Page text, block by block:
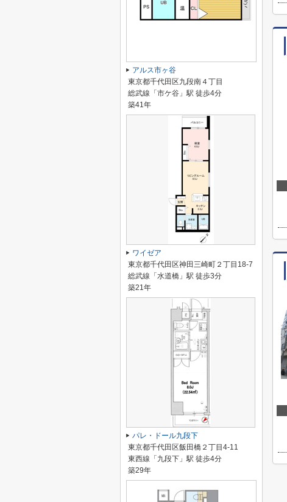
アルス市ヶ谷
東京都千代田区九段南４丁目
総武線「市ケ谷」駅 徒歩4分
築41年
ワイゼア
東京都千代田区神田三崎町２丁目18-7
総武線「水道橋」駅 徒歩3分
築21年
パレ・ドール九段下
東京都千代田区飯田橋２丁目4-11
東西線「九段下」駅 徒歩4分
築29年